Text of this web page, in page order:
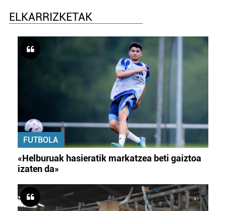
ELKARRIZKETAK
FUTBOLA
«Helburuak hasieratik markatzea beti gaiztoa
izaten da»